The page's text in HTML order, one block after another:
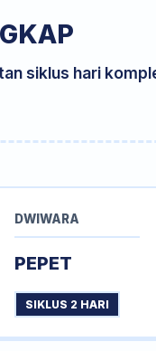
siklus hari
DWIWARA
PEPET
SIKLUS 2 HARI